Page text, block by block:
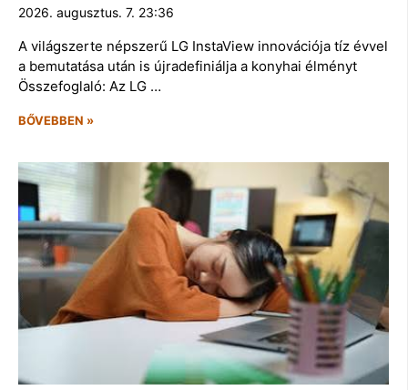
2026. augusztus. 7. 23:36
A világszerte népszerű LG InstaView innovációja tíz évvel
a bemutatása után is újradefiniálja a konyhai élményt
Összefoglaló: Az LG …
BŐVEBBEN »